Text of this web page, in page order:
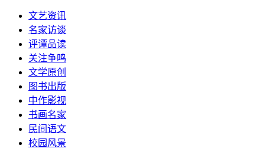
文艺资讯
名家访谈
评谭品读
关注争鸣
文学原创
图书出版
中作影视
书画名家
民间语文
校园风景